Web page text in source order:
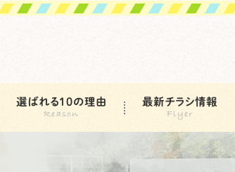
選ばれる10の理由 最新チラシ情報